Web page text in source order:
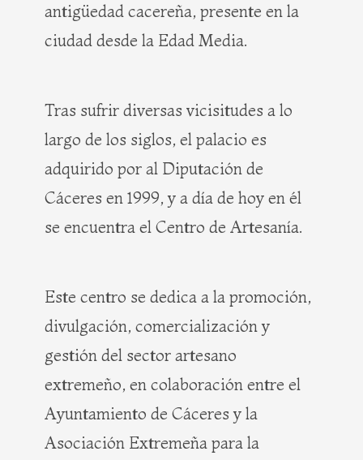
antigüedad cacereña, presente en la
ciudad desde la Edad Media.
Tras sufrir diversas vicisitudes a lo
largo de los siglos, el palacio es
adquirido por al Diputación de
Cáceres en 1999, y a día de hoy en él
se encuentra el Centro de Artesanía.
Este centro se dedica a la promoción,
divulgación, comercialización y
gestión del sector artesano
extremeño, en colaboración entre el
Ayuntamiento de Cáceres y la
Asociación Extremeña para la